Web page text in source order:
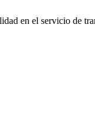
en el servicio de